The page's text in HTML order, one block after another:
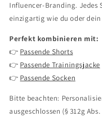
Influencer-Branding. Jedes
einzigartig wie du oder dein
Perfekt kombinieren mit:
👉 Passende Shorts
👉 Passende Trainingsjacke
👉 Passende Socken
Bitte beachten:
ausgeschlossen (§ 312g